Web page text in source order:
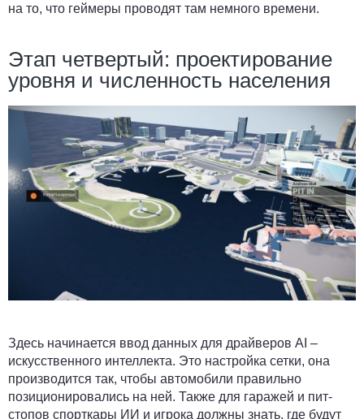
на то, что геймеры проводят там немного времени.
Этап четвертый: проектирование
уровня и численность населения
Здесь начинается ввод данных для драйверов AI –
искусственного интеллекта. Это настройка сетки, она
производится так, чтобы автомобили правильно
позиционировались на ней. Также для гаражей и пит-
стопов спорткары ИИ и игрока должны знать, где будут